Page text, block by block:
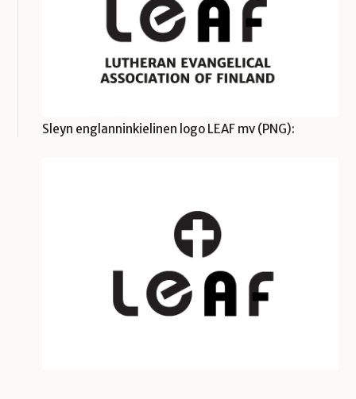
Sleyn englanninkielinen logo LEAF mv (PNG):